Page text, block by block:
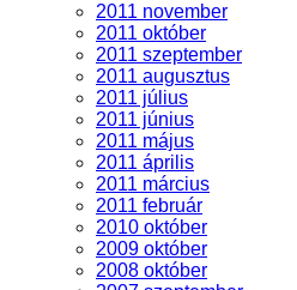
2011 november
2011 október
2011 szeptember
2011 augusztus
2011 július
2011 június
2011 május
2011 április
2011 március
2011 február
2010 október
2009 október
2008 október